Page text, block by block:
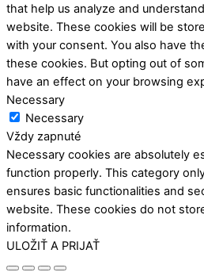
that help us analyze and
website. These cookies will be
with your consent. You also have
these cookies. But opting out of
have an effect on your browsing
Necessary
Necessary
Vždy zapnuté
Necessary cookies are absolutely
function properly. This category
ensures basic functionalities and
website. These cookies do not
information.
ULOŽIŤ A PRIJAŤ